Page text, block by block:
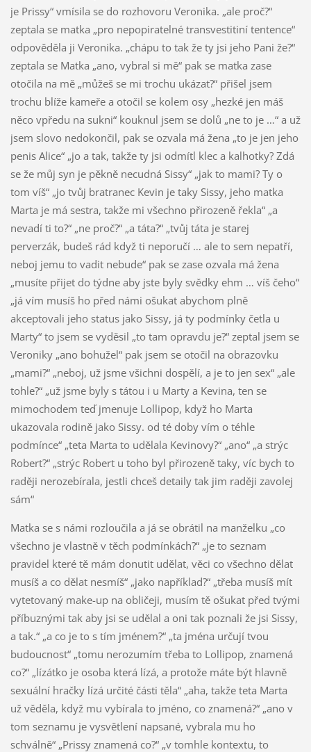
je Prissy“ vmísila se do rozhovoru Veronika. „ale proč?“
zeptala se matka „pro nepopiratelné transvestitiní tentence“
odpověděla ji Veronika. „chápu to tak že ty jsi jeho Pani že?“
zeptala se Matka „ano, vybral si mě“ pak se matka zase
otočila na mě „můžeš se mi trochu ukázat?“ přišel jsem
trochu blíže kameře a otočil se kolem osy „hezké jen máš
něco vpředu na sukni“ kouknul jsem se dolů „ne to je …“ a už
jsem slovo nedokončil, pak se ozvala má žena „to je jen jeho
penis Alice“ „jo a tak, takže ty jsi odmítl klec a kalhotky? Zdá
se že můj syn je pěkně necudná Sissy“ „jak to mami? Ty o
tom víš“ „jo tvůj bratranec Kevin je taky Sissy, jeho matka
Marta je má sestra, takže mi všechno přirozeně řekla“ „a
nevadí ti to?“ „ne proč?“ „a táta?“ „tvůj táta je starej
perverzák, budeš rád když ti neporučí … ale to sem nepatří,
neboj jemu to vadit nebude“ pak se zase ozvala má žena
„musíte přijet do týdne aby jste byly svědky ehm … víš čeho“
„já vím musíš ho před námi ošukat abychom plně
akceptovali jeho status jako Sissy, já ty podmínky četla u
Marty“ to jsem se vyděsil „to tam opravdu je?“ zeptal jsem se
Veroniky „ano bohužel“ pak jsem se otočil na obrazovku
„mami?“ „neboj, už jsme všichni dospělí, a je to jen sex“ „ale
tohle?“ „už jsme byly s tátou i u Marty a Kevina, ten se
mimochodem teď jmenuje Lollipop, když ho Marta
ukazovala rodině jako Sissy. od té doby vím o téhle
podmínce“ „teta Marta to udělala Kevinovy?“ „ano“ „a strýc
Robert?“ „strýc Robert u toho byl přirozeně taky, víc bych to
raději nerozebírala, jestli chceš detaily tak jim raději zavolej
sám“
Matka se s námi rozloučila a já se obrátil na manželku „co
všechno je vlastně v těch podmínkách?“ „je to seznam
pravidel které tě mám donutit udělat, věci co všechno dělat
musíš a co dělat nesmíš“ „jako například?“ „třeba musíš mít
vytetovaný make-up na obličeji, musím tě ošukat před tvými
příbuznými tak aby jsi se udělal a oni tak poznali že jsi Sissy,
a tak.“ „a co je to s tím jménem?“ „ta jména určují tvou
budoucnost“ „tomu nerozumím třeba to Lollipop, znamená
co?“ „lízátko je osoba která lízá, a protože máte být hlavně
sexuální hračky lízá určité části těla“ „aha, takže teta Marta
už věděla, když mu vybírala to jméno, co znamená?“ „ano v
tom seznamu je vysvětlení napsané, vybrala mu ho
schválně“ „Prissy znamená co?“ „v tomhle kontextu, to